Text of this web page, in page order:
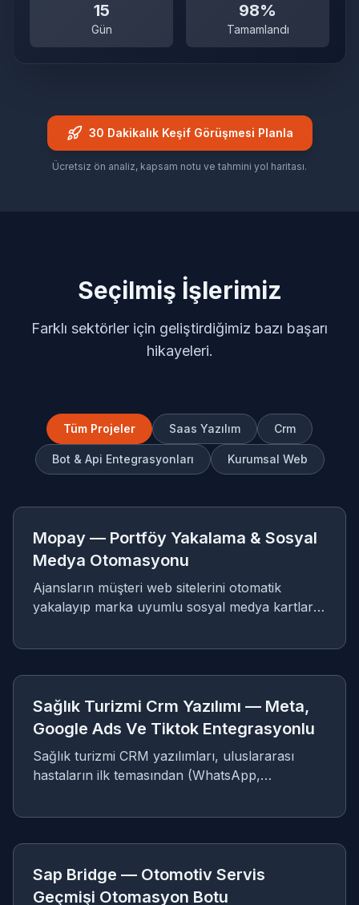
15
Gün
98%
Tamamlandı
30 Dakikalık Keşif Görüşmesi Planla
Ücretsiz ön analiz, kapsam notu ve tahmini yol haritası.
Seçilmiş İşlerimiz
Farklı sektörler için geliştirdiğimiz bazı başarı
hikayeleri.
Tüm Projeler Saas Yazılım Crm
Bot & Api Entegrasyonları Kurumsal Web
MO
Mopay — Portföy Yakalama & Sosyal
Medya Otomasyonu
Ajansların müşteri web sitelerini otomatik
yakalayıp marka uyumlu sosyal medya kartları
ve Telegram’a tek panelden yayınlayan çok
SA
Sağlık Turizmi Crm Yazılımı — Meta,
Google Ads Ve Tiktok Entegrasyonlu
Sağlık turizmi CRM yazılımları, uluslararası
hastaların ilk temasından (WhatsApp,
sonrasına kadar tüm süreçlerini yöneten, çoklu
SA
Sap Bridge — Otomotiv Servis
Geçmişi Otomasyon Botu